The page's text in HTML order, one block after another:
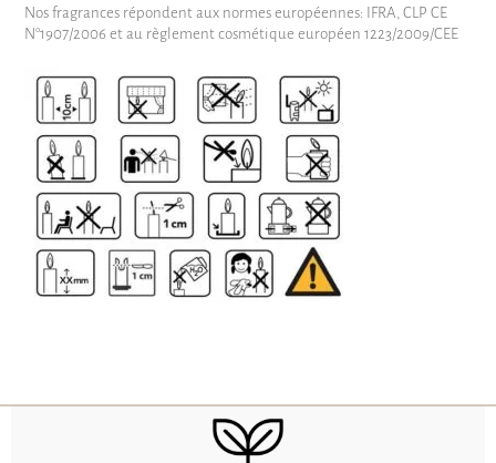
Nos fragrances répondent aux normes européennes: IFRA, CLP CE
N°1907/2006 et au règlement cosmétique européen 1223/2009/CEE